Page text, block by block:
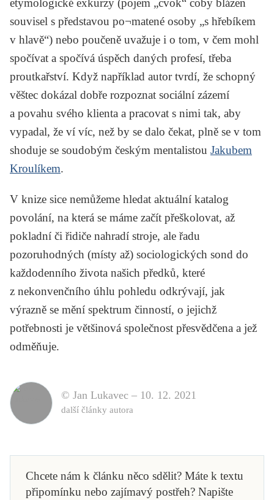
souvisel s představou po¬matené osoby „s hřebíkem
v hlavě“) nebo poučeně uvažuje i o tom, v čem mohl
spočívat a spočívá úspěch daných profesí, třeba
proutkařství. Když například autor tvrdí, že schopný
věštec dokázal dobře rozpoznat sociální zázemí
a povahu svého klienta a pracovat s nimi tak, aby
vypadal, že ví víc, než by se dalo čekat, plně se v tom
shoduje se soudobým českým mentalistou Jakubem
Kroulíkem.
V knize sice nemůžeme hledat aktuální katalog
povolání, na která se máme začít přeškolovat, až
pokladní či řidiče nahradí stroje, ale řadu
pozoruhodných (místy až) sociologických sond do
každodenního života našich předků, které
z nekonvenčního úhlu pohledu odkrývají, jak
výrazně se mění spektrum činností, o jejichž
potřebnosti je většinová společnost přesvědčena a jež
odměňuje.
© Jan Lukavec – 10. 12. 2021
další články autora
Chcete nám k článku něco sdělit? Máte k textu
připomínku nebo zajímavý postřeh? Napište